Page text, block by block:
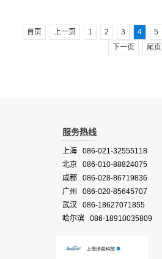
首页 上一页 1 2 3 4 5
下一页
尾页
服务热线
上海 086-021-32555118
北京 086-010-88824075
成都 086-028-86719836
广州 086-020-85645707
武汉 086-18627071855
哈尔滨 086-18910035809